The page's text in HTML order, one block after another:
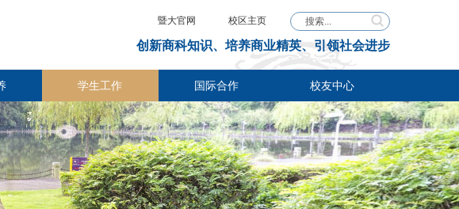
暨大官网 校区主页
创新商科知识、培养商业精英、引领社会进步
学生工作 国际合作 校友中心